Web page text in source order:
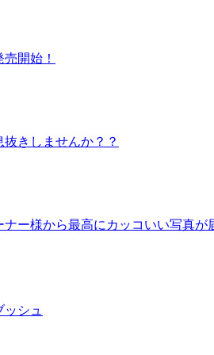
開始！
きしませんか？？
ー様から最高にカッコいい写真が
シュ